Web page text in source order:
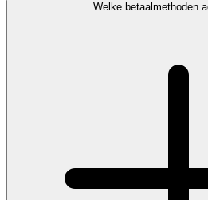
Welke betaalmethoden